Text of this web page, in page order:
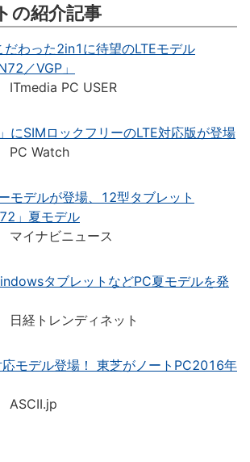
の紹介記事
わった2in1に待望のLTEモデル
／VGP」
PC USER
にSIMロックフリーのLTE対応版が登場
PC Watch
モデルが登場、12型タブレット
」夏モデル
イナビニュース
タブレットなどPC夏モデルを発
経トレンディネット
モデル登場！ 東芝がノートPC2016年
ASCII.jp